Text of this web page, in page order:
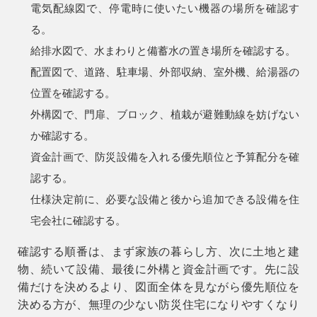
電気配線図で、停電時に使いたい機器の場所を確認す
る。
給排水図で、水まわりと備蓄水の置き場所を確認する。
配置図で、道路、駐車場、外部収納、室外機、給湯器の
位置を確認する。
外構図で、門扉、ブロック、植栽が避難動線を妨げない
か確認する。
資金計画で、防災設備を入れる優先順位と予算配分を確
認する。
仕様決定前に、必要な設備と後から追加できる設備を住
宅会社に確認する。
確認する順番は、まず家族の暮らし方、次に土地と建
物、続いて設備、最後に外構と資金計画です。先に設
備だけを決めるより、図面全体を見ながら優先順位を
決める方が、無理の少ない防災住宅になりやすくなり